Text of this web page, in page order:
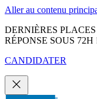
Aller au contenu
DERNIÈRES
RÉPONSE SOUS 72H
CANDIDATER